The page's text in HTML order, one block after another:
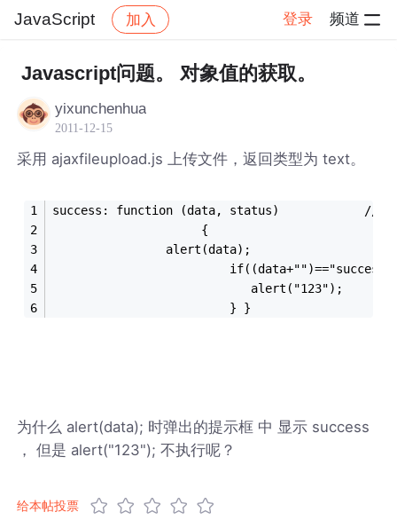
JavaScript 加入 登录 频道
社区 JavaScript 帖子详情
Javascript问题。 对象值的获取。
yixunchenhua
2011-12-15
采用 ajaxfileupload.js 上传文件，返回类型为 text。
success: function (data, status)            //相当于
		             {
				alert(data);
		                	alert("123");
		                 } }
为什么 alert(data); 时弹出的提示框 中 显示 success
， 但是 alert("123"); 不执行呢？
给本帖投票